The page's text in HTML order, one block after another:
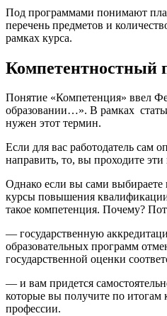
Под программами понимают
перечень предметов и
рамках курса.
Компетентностный
Понятие «Компетенция» ввел
образовании…». В рамках
нужен этот термин.
Если для вас работодатель сам
направить, то, вы проходите эти
Однако если вы сами выбираете
курсы повышения
такое компетенция. Почему?
— государственную
образовательных программ
государственной оценки
— и вам придется
которые вы получите по итогам
профессии.